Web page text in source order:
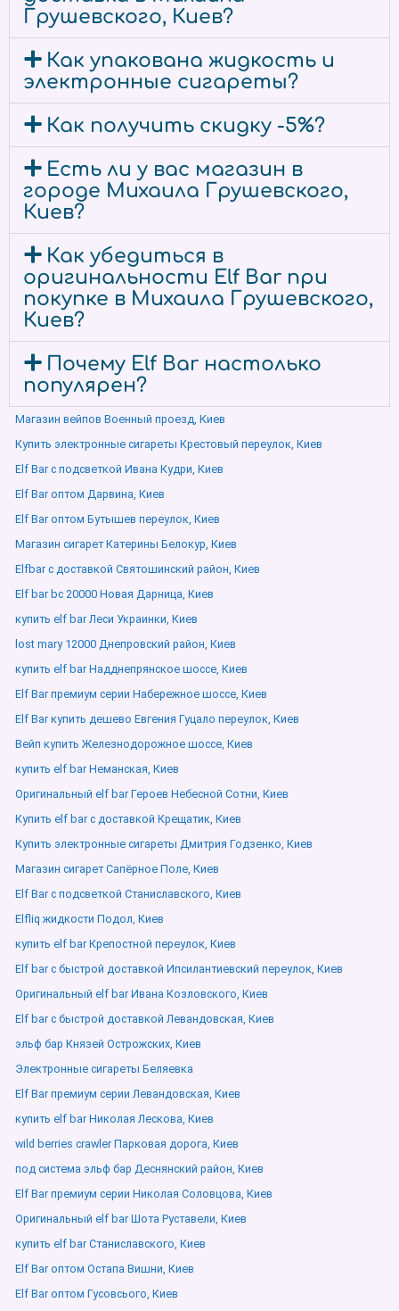
Грушевского, Киев?
Как упакована жидкость и
электронные сигареты?
Как получить скидку -5%?
Есть ли у вас магазин в
городе Михаила Грушевского,
Киев?
Как убедиться в
оригинальности Elf Bar при
покупке в Михаила Грушевского,
Киев?
Почему Elf Bar настолько
популярен?
Магазин вейпов Военный проезд, Киев
Купить электронные сигареты Крестовый переулок, Киев
Elf Bar с подсветкой Ивана Кудри, Киев
Elf Bar оптом Дарвина, Киев
Elf Bar оптом Бутышев переулок, Киев
Магазин сигарет Катерины Белокур, Киев
Elfbar с доставкой Святошинский район, Киев
Elf bar bc 20000 Новая Дарница, Киев
купить elf bar Леси Украинки, Киев
lost mary 12000 Днепровский район, Киев
купить elf bar Надднепрянское шоссе, Киев
Elf Bar премиум серии Набережное шоссе, Киев
Elf Bar купить дешево Евгения Гуцало переулок, Киев
Вейп купить Железнодорожное шоссе, Киев
купить elf bar Неманская, Киев
Оригинальный elf bar Героев Небесной Сотни, Киев
Купить elf bar с доставкой Крещатик, Киев
Купить электронные сигареты Дмитрия Годзенко, Киев
Магазин сигарет Сапёрное Поле, Киев
Elf Bar с подсветкой Станиславского, Киев
Elfliq жидкости Подол, Киев
купить elf bar Крепостной переулок, Киев
Elf bar с быстрой доставкой Ипсилантиевский переулок, Киев
Оригинальный elf bar Ивана Козловского, Киев
Elf bar с быстрой доставкой Левандовская, Киев
эльф бар Князей Острожских, Киев
Электронные сигареты Беляевка
Elf Bar премиум серии Левандовская, Киев
купить elf bar Николая Лескова, Киев
wild berries crawler Парковая дорога, Киев
под система эльф бар Деснянский район, Киев
Elf Bar премиум серии Николая Соловцова, Киев
Оригинальный elf bar Шота Руставели, Киев
купить elf bar Станиславского, Киев
Elf Bar оптом Остапа Вишни, Киев
Elf Bar оптом Гусовсього, Киев